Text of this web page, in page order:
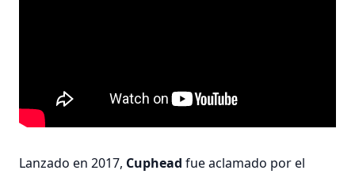
Lanzado en 2017, Cuphead fue aclamado por el